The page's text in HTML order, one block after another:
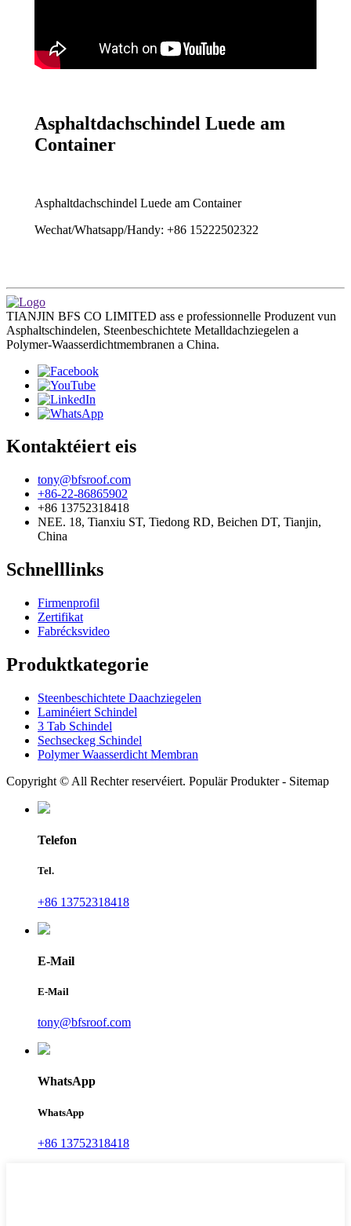
Asphaltdachschindel Luede am
Container
Asphaltdachschindel Luede am Container
Wechat/Whatsapp/Handy: +86 15222502322
TIANJIN BFS CO LIMITED ass e professionnelle Produzent vun
Asphaltschindelen, Steenbeschichtete Metalldachziegelen a
Polymer-Waasserdichtmembranen a China.
Kontaktéiert eis
tony@bfsroof.com
+86-22-86865902
+86 13752318418
NEE. 18, Tianxiu ST, Tiedong RD, Beichen DT, Tianjin,
China
Schnelllinks
Firmenprofil
Zertifikat
Fabrécksvideo
Produktkategorie
Steenbeschichtete Daachziegelen
Laminéiert Schindel
3 Tab Schindel
Sechseckeg Schindel
Polymer Waasserdicht Membran
Copyright © All Rechter reservéiert. Populär Produkter - Sitemap
Telefon
Tel.
+86 13752318418
E-Mail
E-Mail
tony@bfsroof.com
WhatsApp
WhatsApp
+86 13752318418